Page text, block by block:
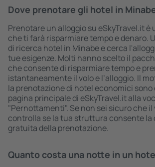
Dove prenotare gli hotel in
Prenotare un alloggio su eSkyTravel.it è
che ti farà risparmiare tempo e denaro.
di ricerca hotel in Minabe e cerca
tue esigenze. Molti hanno scelto il
che consente di risparmiare tempo e
istantaneamente il volo e l’alloggio. Il
la prenotazione di hotel economici
pagina principale di eSkyTravel.it alla
"Pernottamenti". Se non sei sicuro che il
controlla se la tua struttura consente la
gratuita della prenotazione.
Quanto costa una notte in un